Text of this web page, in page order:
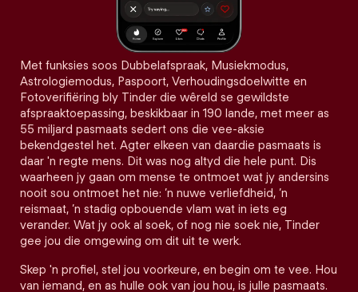
Met funksies soos Dubbelafspraak, Musiekmodus,
Astrologiemodus, Paspoort, Verhoudingsdoelwitte en
Fotoverifiëring bly Tinder die wêreld se gewildste
afspraaktoepassing, beskikbaar in 190 lande, met meer as
55 miljard pasmaats sedert ons die vee-aksie
bekendgestel het. Agter elkeen van daardie pasmaats is
daar 'n regte mens. Dit was nog altyd die hele punt. Dis
waarheen jy gaan om mense te ontmoet wat jy andersins
nooit sou ontmoet het nie: ’n nuwe verliefdheid, ’n
reismaat, ’n stadig opbouende vlam wat in iets eg
verander. Wat jy ook al soek, of nog nie soek nie, Tinder
gee jou die omgewing om dit uit te werk.
Skep 'n profiel, stel jou voorkeure, en begin om te vee. Hou
van iemand, en as hulle ook van jou hou, is julle pasmaats.